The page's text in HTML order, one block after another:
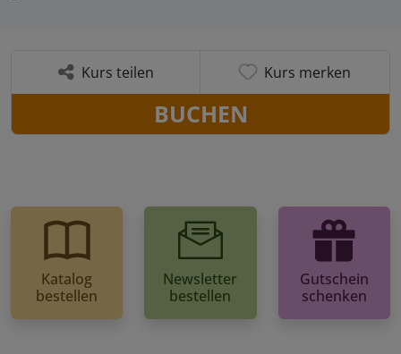
Kurs teilen Kurs merken
BUCHEN
Katalog
bestellen
Newsletter
bestellen
Gutschein
schenken